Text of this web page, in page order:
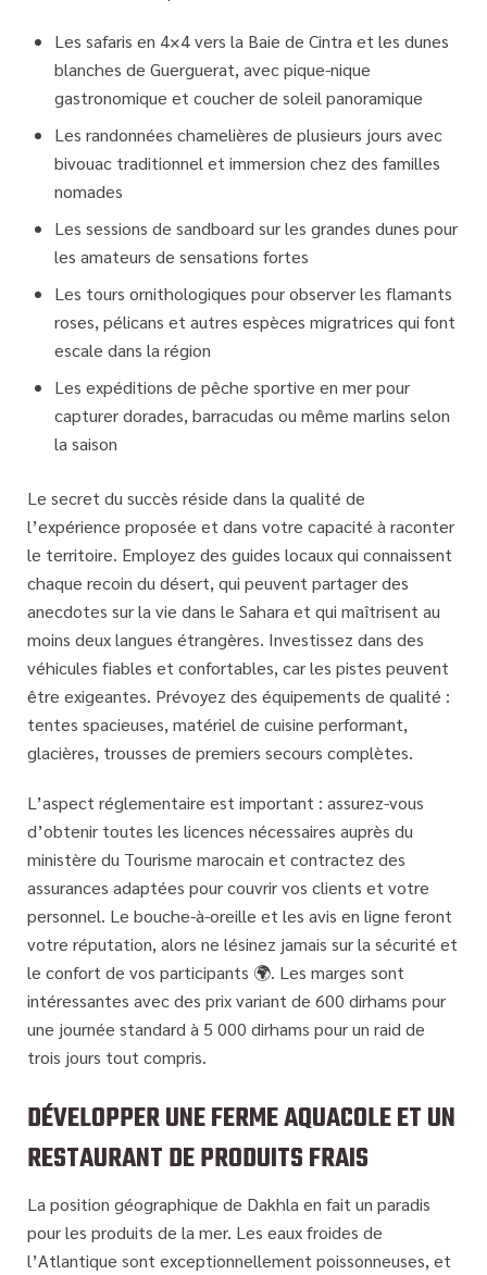
Les safaris en 4×4vers la Baie de Cintra et les dunes
blanches de Guerguerat, avec pique-nique
gastronomique et coucher de soleil panoramique
Les randonnées chamelières de plusieurs jours avec
bivouac traditionnel et immersion chez des familles
nomades
Les sessions de sandboard sur les grandes dunes pour
les amateurs de sensations fortes
Les tours ornithologiques pour observer les flamants
roses, pélicans et autres espèces migratrices qui font
escale dans la région
Les expéditions de pêche sportive en mer pour
capturer dorades, barracudas ou même marlins selon
la saison
Le secret du succès réside dans la qualité de
l’expérience proposée et dans votre capacité à raconter
le territoire. Employez des guides locaux qui connaissent
chaque recoin du désert, qui peuvent partager des
anecdotes sur la vie dans le Sahara et qui maîtrisent au
moins deux langues étrangères. Investissez dans des
véhicules fiables et confortables, car les pistes peuvent
être exigeantes. Prévoyez des équipements de qualité :
tentes spacieuses, matériel de cuisine performant,
glacières, trousses de premiers secours complètes.
L’aspect réglementaire est important : assurez-vous
d’obtenir toutes les licences nécessaires auprès du
ministère du Tourisme marocain et contractez des
assurances adaptées pour couvrir vos clients et votre
personnel. Le bouche-à-oreille et les avis en ligne feront
votre réputation, alors ne lésinez jamais sur la sécurité et
le confort de vos participants 🌍. Les marges sont
intéressantes avec des prix variant de 600 dirhams pour
une journée standard à 5 000 dirhams pour un raid de
trois jours tout compris.
DÉVELOPPER UNE FERME AQUACOLE ET UN
RESTAURANT DE PRODUITS FRAIS
La position géographique de Dakhla en fait un paradis
pour les produits de la mer. Les eaux froides de
l’Atlantique sont exceptionnellement poissonneuses, et